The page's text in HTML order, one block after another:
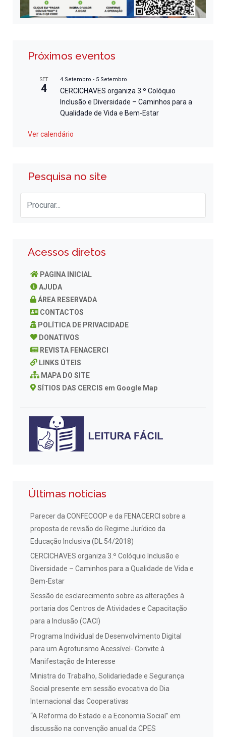
Próximos eventos
SET
4
4 Setembro - 5 Setembro
CERCICHAVES organiza 3.º Colóquio
Inclusão e Diversidade – Caminhos para a
Qualidade de Vida e Bem-Estar
Ver calendário
Pesquisa no site
Acessos diretos
PAGINA INICIAL
AJUDA
ÁREA RESERVADA
CONTACTOS
POLÍTICA DE PRIVACIDADE
DONATIVOS
REVISTA FENACERCI
LINKS ÚTEIS
MAPA DO SITE
SÍTIOS DAS CERCIS em Google Map
Últimas notícias
Parecer da CONFECOOP e da FENACERCI sobre a
proposta de revisão do Regime Jurídico da
Educação Inclusiva (DL 54/2018)
CERCICHAVES organiza 3.º Colóquio Inclusão e
Diversidade – Caminhos para a Qualidade de Vida e
Bem-Estar
Sessão de esclarecimento sobre as alterações à
portaria dos Centros de Atividades e Capacitação
para a Inclusão (CACI)
Programa Individual de Desenvolvimento Digital
para um Agroturismo Acessível- Convite à
Manifestação de Interesse
Ministra do Trabalho, Solidariedade e Segurança
Social presente em sessão evocativa do Dia
Internacional das Cooperativas
“A Reforma do Estado e a Economia Social” em
discussão na convenção anual da CPES